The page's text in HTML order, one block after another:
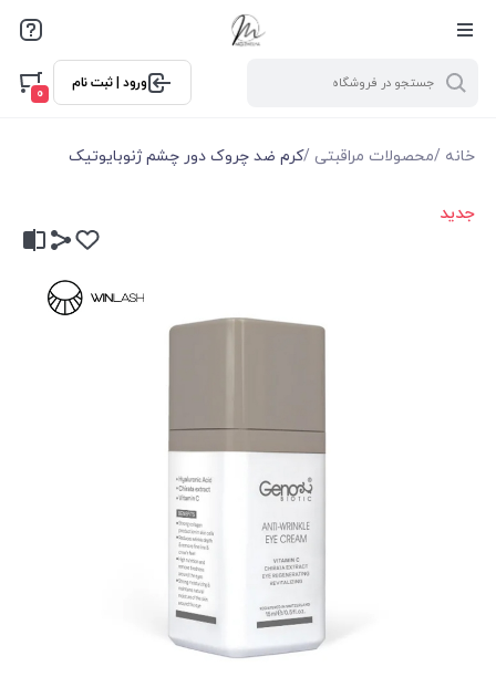
ورود | ثبت نام
0
خانه /محصولات مراقبتی /کرم ضد چروک دور چشم ژنوبایوتیک
جدید